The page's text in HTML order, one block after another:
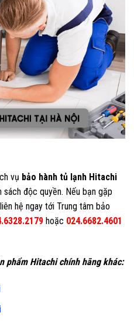
vụ bảo hành tủ lạnh Hitachi
sách độc quyền. Nếu bạn gặp
hệ ngay tới Trung tâm bảo
hoặc 024.6682.4601
phẩm Hitachi chính hãng khác: